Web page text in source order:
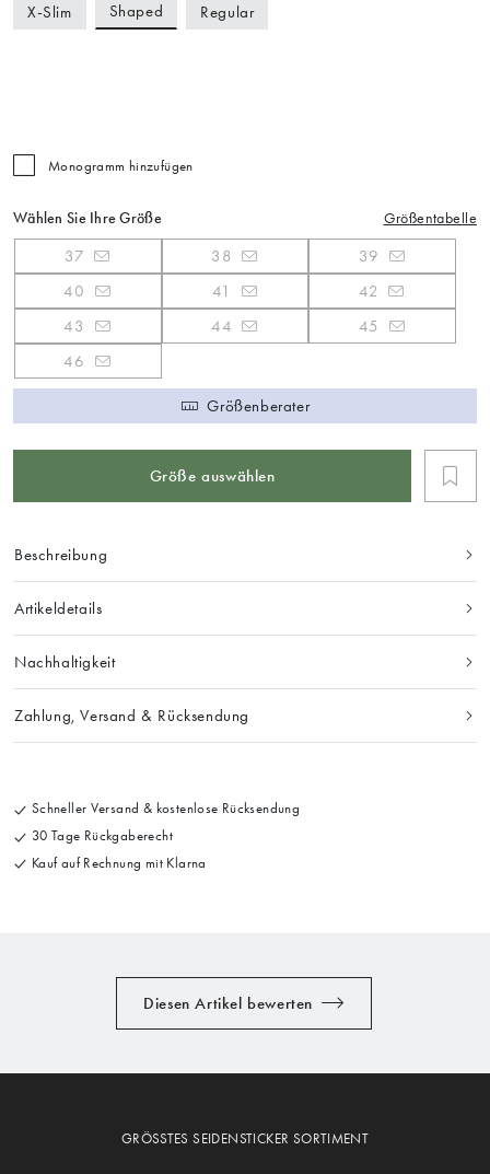
X-Slim Shaped Regular
Monogramm hinzufügen
Wählen Sie Ihre Größe Größentabelle
37 38
39
40
41
42
43
44
45
46
Größenberater
Größe auswählen
Beschreibung
Artikeldetails
Nachhaltigkeit
Zahlung, Versand & Rücksendung
Schneller Versand & kostenlose Rücksendung
30 Tage Rückgaberecht
Kauf auf Rechnung mit Klarna
Diesen Artikel bewerten
GRÖSSTES SEIDENSTICKER SORTIMENT